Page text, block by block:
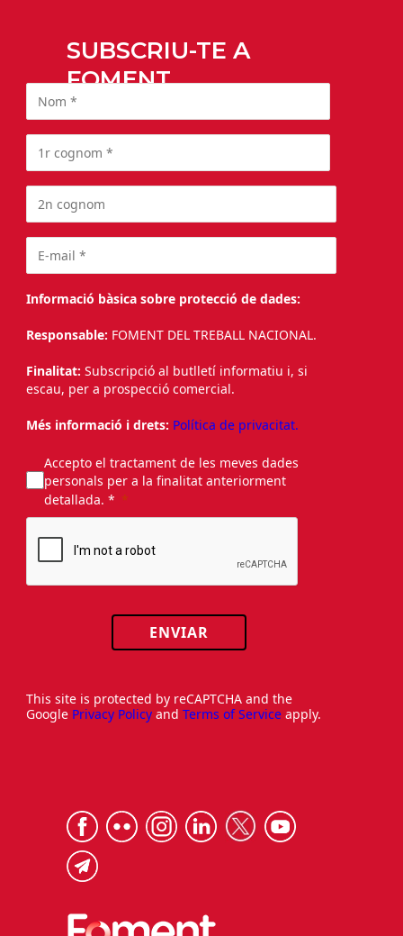
SUBSCRIU-TE A
FOMENT
Informació bàsica sobre protecció de dades:
Responsable: FOMENT DEL TREBALL NACIONAL.
Finalitat: Subscripció al butlletí informatiu i, si
escau, per a prospecció comercial.
Més informació i drets: Política de privacitat.
Accepto el tractament de les meves dades
personals per a la finalitat anteriorment
detallada. *
ENVIAR
This site is protected by reCAPTCHA and the
Google Privacy Policy and Terms of Service apply.